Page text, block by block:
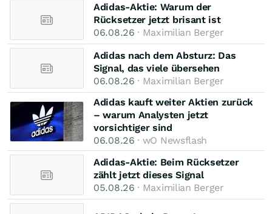
Adidas-Aktie: Warum der
Rücksetzer jetzt brisant ist
06.08.26 · Maximilian Berger
Adidas nach dem Absturz: Das
Signal, das viele übersehen
06.08.26 · Maximilian Berger
Adidas kauft weiter Aktien zurück
– warum Analysten jetzt
vorsichtiger sind
06.08.26 · wO Newsflash
Adidas-Aktie: Beim Rücksetzer
zählt jetzt dieses Signal
05.08.26 · Maximilian Berger